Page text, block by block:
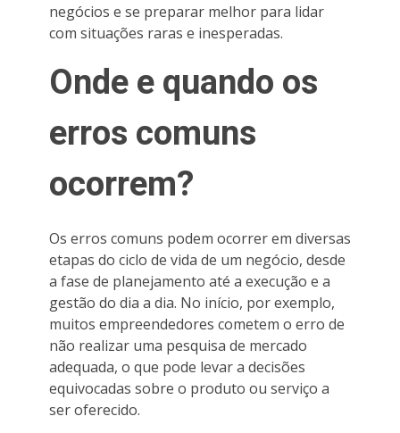
negócios e se preparar melhor para lidar
com situações raras e inesperadas.
Onde e quando os
erros comuns
ocorrem?
Os erros comuns podem ocorrer em diversas
etapas do ciclo de vida de um negócio, desde
a fase de planejamento até a execução e a
gestão do dia a dia. No início, por exemplo,
muitos empreendedores cometem o erro de
não realizar uma pesquisa de mercado
adequada, o que pode levar a decisões
equivocadas sobre o produto ou serviço a
ser oferecido.